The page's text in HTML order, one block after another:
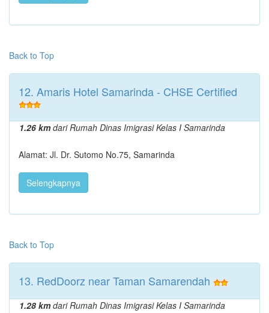
Back to Top
12. Amaris Hotel Samarinda - CHSE Certified
1.26 kmdari Rumah Dinas Imigrasi Kelas I Samarinda
Alamat: Jl. Dr. Sutomo No.75, Samarinda
Selengkapnya
Back to Top
13. RedDoorz near Taman Samarendah
1.28 kmdari Rumah Dinas Imigrasi Kelas I Samarinda